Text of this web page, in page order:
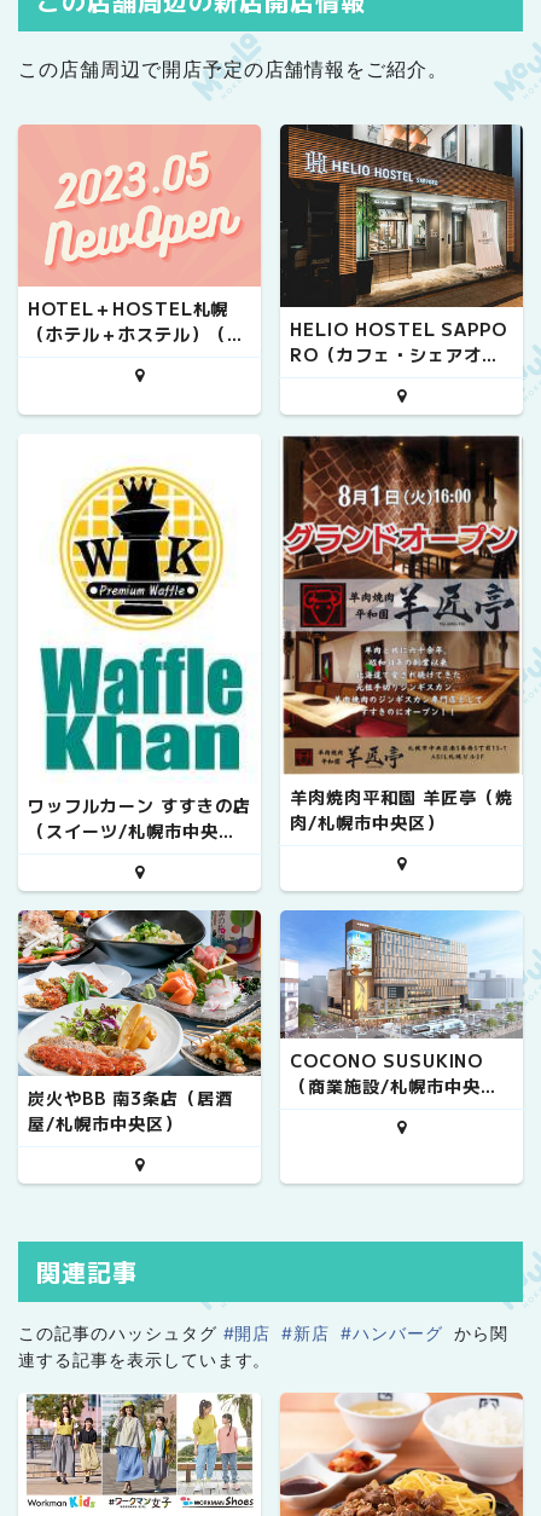
この店舗周辺で開店予定の店舗情報をご紹介。
HOTEL＋HOSTEL札幌
（ホテル＋ホステル）（ホ
テル/札幌市中央区）
HELIO HOSTEL SAPPO
RO（カフェ・シェアオフ
ィス・ドミトリー/札幌市
ワッフルカーン すすきの店
（スイーツ/札幌市中央
区）
羊肉焼肉平和園 羊匠亭（焼
肉/札幌市中央区）
炭火やBB 南3条店（居酒
屋/札幌市中央区）
COCONO SUSUKINO
（商業施設/札幌市中央
区）
関連記事
この記事のハッシュタグ #開店 #新店 #ハンバーグ から関
連する記事を表示しています。